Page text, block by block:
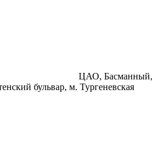
ЦАО, Басманный,
бульвар, м. Тургеневская